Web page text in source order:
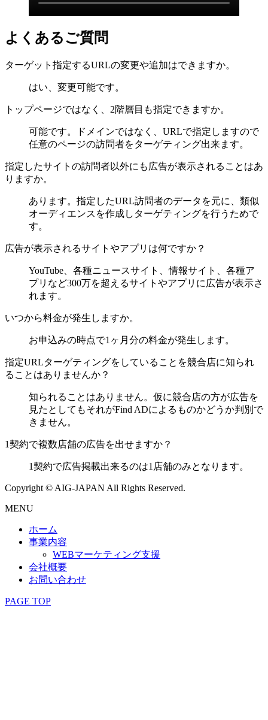
よくあるご質問
ターゲット指定するURLの変更や追加はできますか。
はい、変更可能です。
トップページではなく、2階層目も指定できますか。
可能です。ドメインではなく、URLで指定しますので
任意のページの訪問者をターゲティング出来ます。
指定したサイトの訪問者以外にも広告が表示されることはあ
りますか。
あります。指定したURL訪問者のデータを元に、類似
オーディエンスを作成しターゲティングを行うためで
す。
広告が表示されるサイトやアプリは何ですか？
YouTube、各種ニュースサイト、情報サイト、各種ア
プリなど300万を超えるサイトやアプリに広告が表示さ
れます。
いつから料金が発生しますか。
お申込みの時点で1ヶ月分の料金が発生します。
指定URLターゲティングをしていることを競合店に知られ
ることはありませんか？
知られることはありません。仮に競合店の方が広告を
見たとしてもそれがFind ADによるものかどうか判別で
きません。
1契約で複数店舗の広告を出せますか？
1契約で広告掲載出来るのは1店舗のみとなります。
Copyright © AIG-JAPAN All Rights Reserved.
MENU
ホーム
事業内容
WEBマーケティング支援
会社概要
お問い合わせ
PAGE TOP